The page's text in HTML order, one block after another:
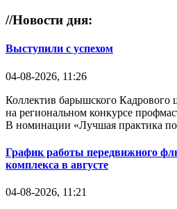
//Новости дня:
Выступили с успехом
04-08-2026, 11:26
Коллектив барышского Кадрового
на региональном конкурсе
В номинации «Лучшая практика по
График работы передвижного
комплекса в августе
04-08-2026, 11:21